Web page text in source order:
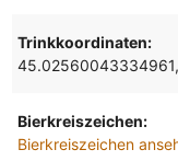
Trinkkoordinaten:
Bierkreiszeichen:
Bierkreiszeichen